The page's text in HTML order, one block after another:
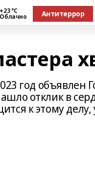
+23 °С
Облачно Антитеррор
год объявлен
отклик в
к этому